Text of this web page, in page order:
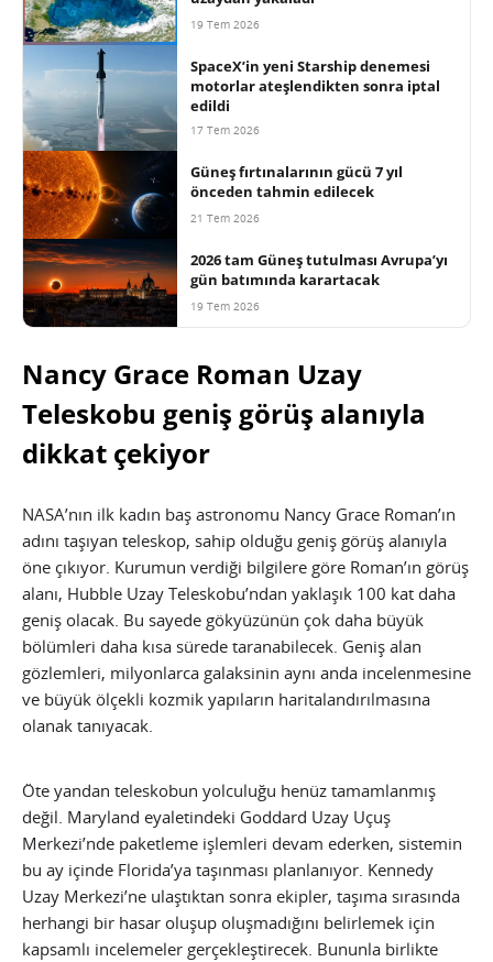
19 Tem 2026
SpaceX’in yeni Starship denemesi
motorlar ateşlendikten sonra iptal
edildi
17 Tem 2026
Güneş fırtınalarının gücü 7 yıl
önceden tahmin edilecek
21 Tem 2026
2026 tam Güneş tutulması Avrupa’yı
gün batımında karartacak
19 Tem 2026
Nancy Grace Roman Uzay
Teleskobu geniş görüş alanıyla
dikkat çekiyor
NASA’nın ilk kadın baş astronomu Nancy Grace Roman’ın
adını taşıyan teleskop, sahip olduğu geniş görüş alanıyla
öne çıkıyor. Kurumun verdiği bilgilere göre Roman’ın görüş
alanı, Hubble Uzay Teleskobu’ndan yaklaşık 100 kat daha
geniş olacak. Bu sayede gökyüzünün çok daha büyük
bölümleri daha kısa sürede taranabilecek. Geniş alan
gözlemleri, milyonlarca galaksinin aynı anda incelenmesine
ve büyük ölçekli kozmik yapıların haritalandırılmasına
olanak tanıyacak.
Öte yandan teleskobun yolculuğu henüz tamamlanmış
değil. Maryland eyaletindeki Goddard Uzay Uçuş
Merkezi’nde paketleme işlemleri devam ederken, sistemin
bu ay içinde Florida’ya taşınması planlanıyor. Kennedy
Uzay Merkezi’ne ulaştıktan sonra ekipler, taşıma sırasında
herhangi bir hasar oluşup oluşmadığını belirlemek için
kapsamlı incelemeler gerçekleştirecek. Bununla birlikte